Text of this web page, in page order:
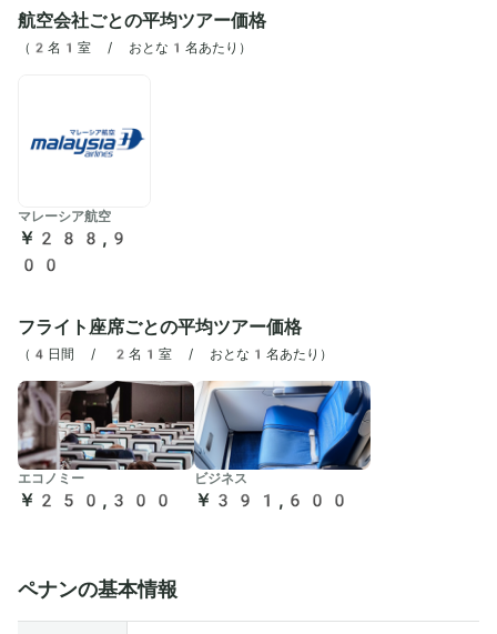
航空会社ごとの平均ツアー価格
（2名1室 / おとな1名あたり）
マレーシア航空
￥288,9
00
フライト座席ごとの平均ツアー価格
（ 4日間 / 2名1室 / おとな1名あたり ）
エコノミー
￥250,300
ビジネス
￥391,600
ペナンの基本情報